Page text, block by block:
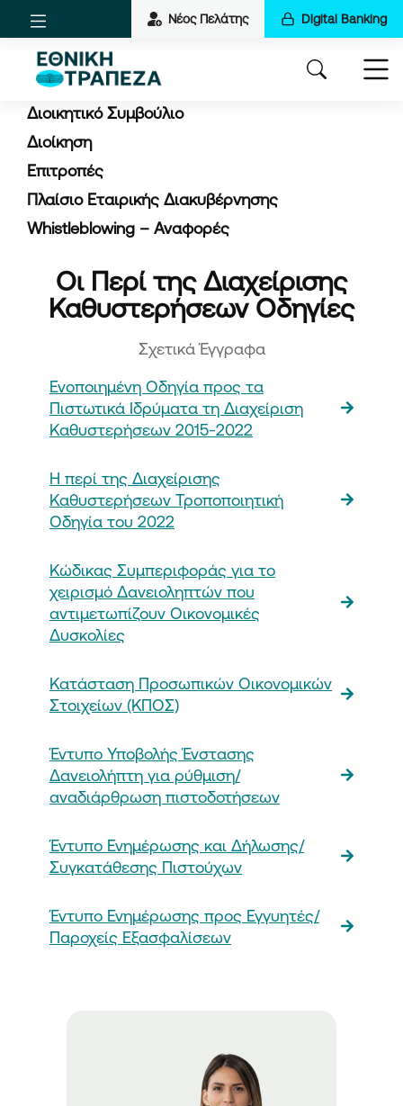
Νέος Πελάτης Digital Banking
Διοικητικό Συμβούλιο
Διοίκηση
Επιτροπές
Πλαίσιο Εταιρικής Διακυβέρνησης
Whistleblowing – Αναφορές
Οι Περί της Διαχείρισης
Καθυστερήσεων Οδηγίες
Σχετικά Έγγραφα
Ενοποιημένη Οδηγία προς τα
Πιστωτικά Ιδρύματα τη Διαχείριση
Καθυστερήσεων 2015-2022
Η περί της Διαχείρισης
Καθυστερήσεων Τροποποιητική
Οδηγία του 2022
Κώδικας Συμπεριφοράς για το
χειρισμό Δανειοληπτών που
αντιμετωπίζουν Οικονομικές
Δυσκολίες
Κατάσταση Προσωπικών Οικονομικών
Στοιχείων (ΚΠOΣ)
Έντυπο Υποβολής Ένστασης
Δανειολήπτη για ρύθμιση/
αναδιάρθρωση πιστοδοτήσεων
Έντυπo Ενημέρωσης και Δήλωσης/
Συγκατάθεσης Πιστούχων
Έντυπo Ενημέρωσης προς Εγγυητές/
Παροχείς Εξασφαλίσεων